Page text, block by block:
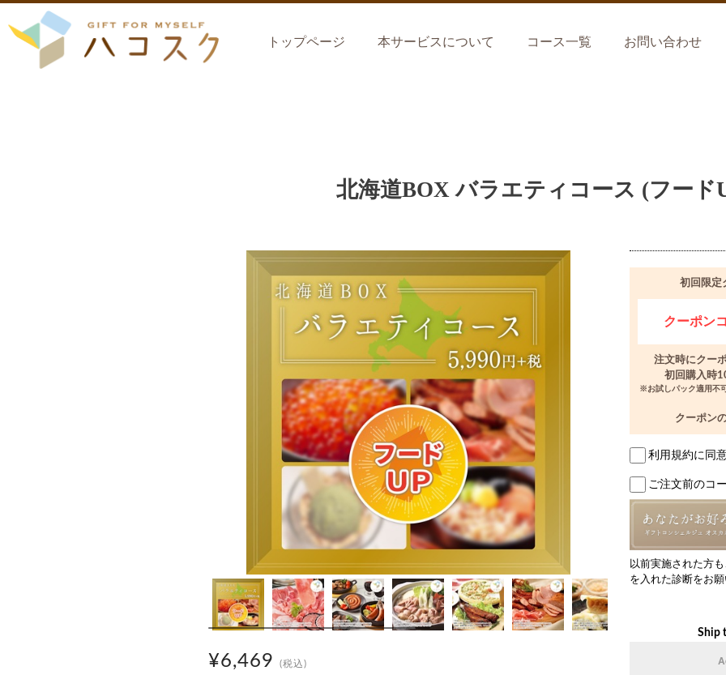
トップページ 本サービスについて コース一覧 お問い合わせ
北海道BOX バラエティコース (フード
¥6,469 (税込)
初回限定
クーポン
注文時にクー
初回購入時
※お試しパック適用不
クーポン
利用規約に同
ご注文前のコ
以前実施された方
を入れた診断をお
Ship